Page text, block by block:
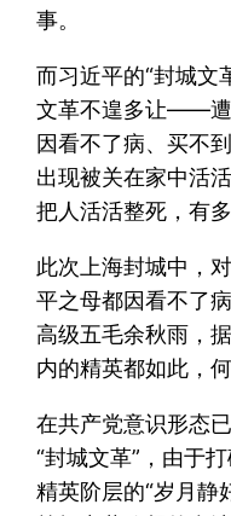
事。
而习近平的“封城文
文革不遑多让——遭
因看不了病、买不
出现被关在家中活
把人活活整死，有
此次上海封城中，
平之母都因看不了
高级五毛余秋雨，
内的精英都如此，
在共产党意识形态
“封城文革”，由于
精英阶层的“岁月静